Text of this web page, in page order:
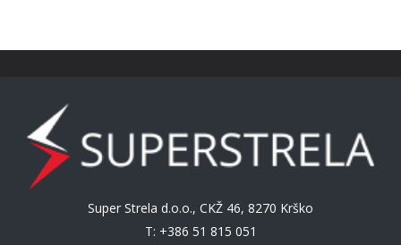
Super Strela d.o.o., CKŽ 46, 8270 Krško
T: +386 51 815 051